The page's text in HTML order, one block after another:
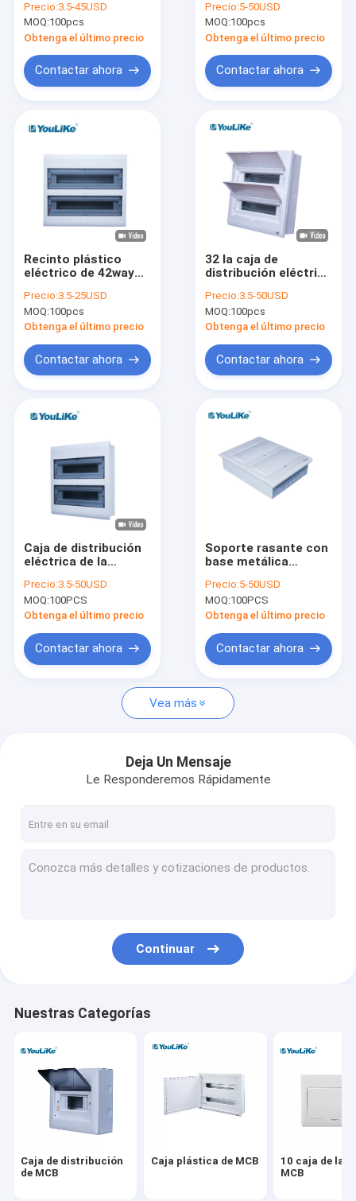
Sobre nosotros
Viaje de la fábrica
Noticias
Casos
Caja de distribución de MCB
10 caja de la manera MCB
Caja la monofásico MCB
Caja de distribución rasante del soporte
El panel de distribución al aire libre de poder
Caja equipotencial
de la parte inferior
del metal de la PC del
ABS 32
Precio:3.5-45USD
MOQ:100pcs
Obtenga el último precio
Contactar ahora
manera MCB con la
cubierta opaca
Precio:5-50USD
MOQ:100pcs
Obtenga el último precio
Contactar ahora
Recinto plástico
eléctrico de 42way
de la caja de la caja
interior del DB
Precio:3.5-25USD
MOQ:100pcs
Obtenga el último precio
Contactar ahora
32 la caja de
distribución eléctrica
IP40 ahuecó recinto
plástico montado
Precio:3.5-50USD
MOQ:100pcs
Obtenga el último precio
Contactar ahora
Caja de distribución
eléctrica de la
recinto 32 del
soporte de la pared
con el carril del dinar
Precio:3.5-50USD
MOQ:100PCS
Obtenga el último precio
Contactar ahora
Soporte rasante con
base metálica
distribución de la
caja MCB del CCC
MCB
Precio:5-50USD
MOQ:100PCS
Obtenga el último precio
Contactar ahora
Vea más
Deja Un Mensaje
Le Responderemos Rápidamente
Continuar
Nuestras Categorías
Caja de distribución
de MCB
Caja plástica de MCB
10 caja de la
MCB